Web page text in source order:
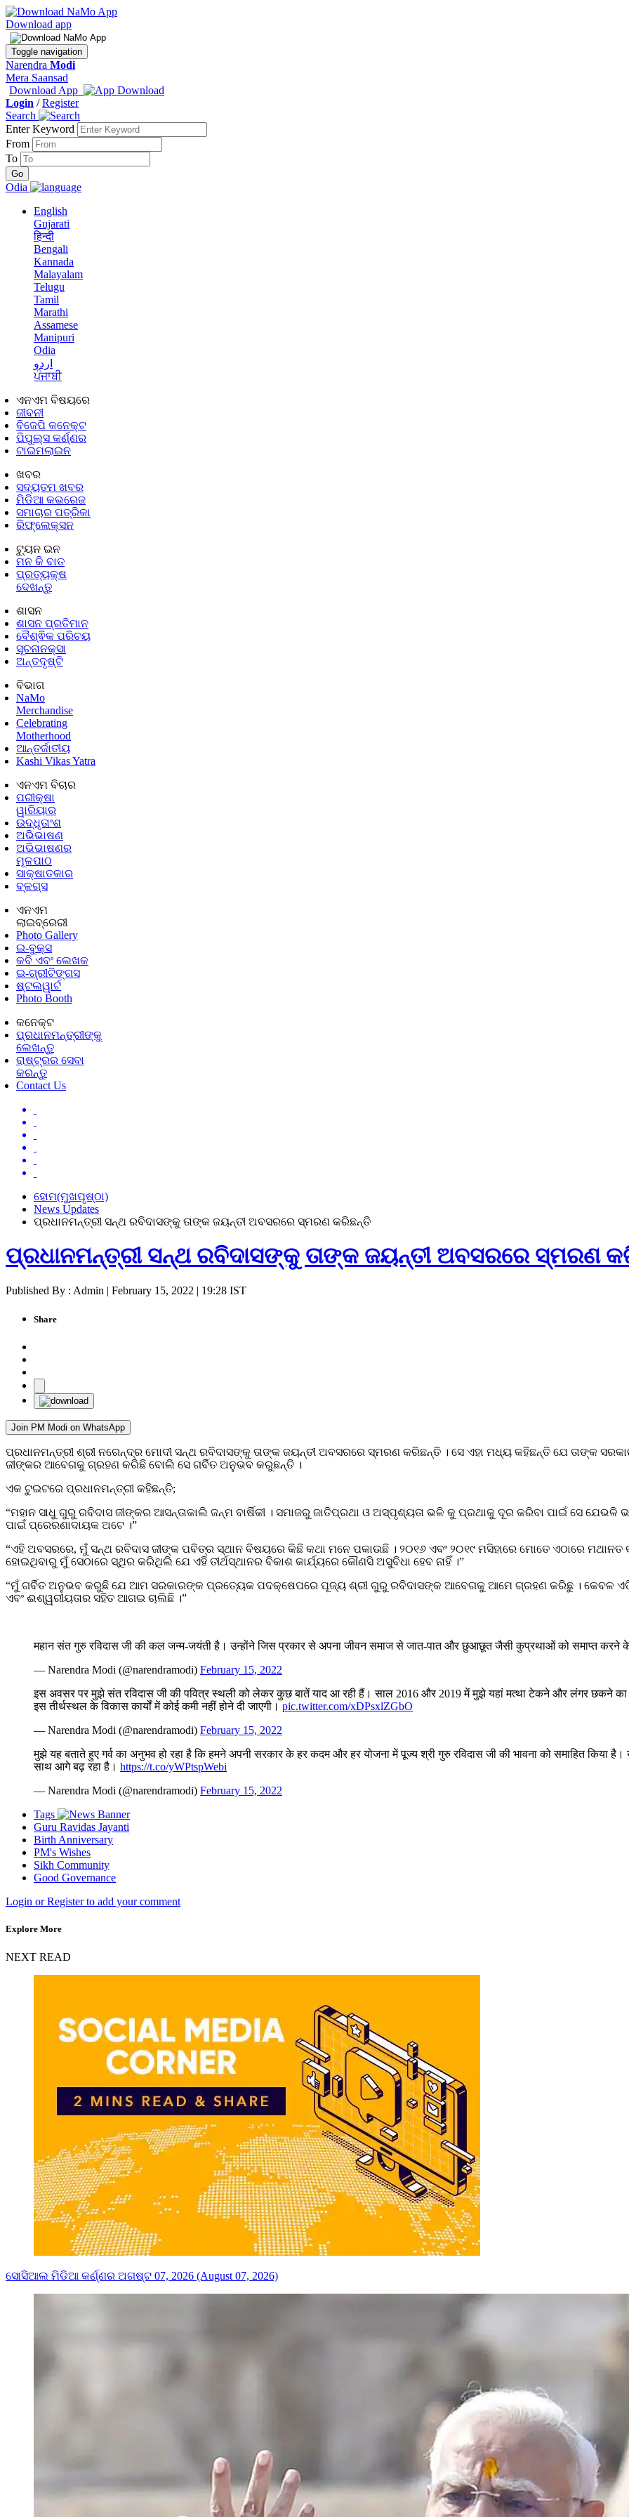
Download app
Toggle navigation
Narendra Modi
Mera Saansad
Download App
Login /Register
Search
Enter Keyword
From
To
Odia
English
Gujarati
हिन्दी
Bengali
Kannada
Malayalam
Telugu
Tamil
Marathi
Assamese
Manipuri
Odia
اردو
ਪੰਜਾਬੀ
ଏନଏମ ବିଷୟରେ
ଜୀବନୀ
ବିଜେପି କନେକ୍ଟ
ପିପୁଲ୍ସ କର୍ଣ୍ଣର
ଟାଇମଲାଇନ
ଖବର
ସଦ୍ୟତମ ଖବର
ମିଡିଆ କଭରେଜ
ସମାଚାର ପତ୍ରିକା
ରିଫ୍ଲେକ୍ସନ
ଟ୍ୟୁନ ଇନ
ମନ କି ବାତ
ପ୍ରତ୍ୟକ୍ଷ
ଦେଖନ୍ତୁ
ଶାସନ
ଶାସନ ପ୍ରତିମାନ
ବୈଶ୍ଵିକ ପରିଚୟ
ସୂଚନାନକ୍ସା
ଅନ୍ତଦୃଷ୍ଟି
ବିଭାଗ
NaMo
Merchandise
Celebrating
Motherhood
ଆନ୍ତର୍ଜାତୀୟ
Kashi Vikas Yatra
ଏନଏମ ବିଚାର
ପରୀକ୍ଷା
ୱାରିୟାର
ଉଦ୍ଧୃତାଂଶ
ଅଭିଭାଷଣ
ଅଭିଭାଷଣର
ମୂଳପାଠ
ସାକ୍ଷାତକାର
ବ୍ଳଗ୍ସ
ଏନଏମ
ଲାଇବ୍ରେରୀ
Photo Gallery
ଇ-ବୁକ୍ସ
କବି ଏବଂ ଲେଖକ
ଇ-ଗ୍ରୀଟିଙ୍ଗସ
ଷ୍ଟଲୱାର୍ଟ
Photo Booth
କନେକ୍ଟ
ପ୍ରଧାନମନ୍ତ୍ରୀଙ୍କୁ
ଲେଖନ୍ତୁ
ରାଷ୍ଟ୍ରର ସେବା
କରନ୍ତୁ
Contact Us
ହୋମ(ମୁଖପୃଷ୍ଠା)
News Updates
ପ୍ରଧାନମନ୍ତ୍ରୀ ସନ୍ଥ ରବିଦାସଙ୍କୁ ତାଙ୍କ ଜୟନ୍ତୀ ଅବସରରେ ସ୍ମରଣ କରିଛନ୍ତି
ପ୍ରଧାନମନ୍ତ୍ରୀ ସନ୍ଥ ରବିଦାସଙ୍କୁ ତାଙ୍କ ଜୟନ୍ତୀ ଅବସରରେ ସ୍ମରଣ
Published By : Admin | February 15, 2022 | 19:28 IST
Share
Join PM Modi on WhatsApp
ପ୍ରଧାନମନ୍ତ୍ରୀ ଶ୍ରୀ ନରେନ୍ଦ୍ର ମୋଦୀ ସନ୍ଥ ରବିଦାସଙ୍କୁ ତାଙ୍କ ଜୟନ୍ତୀ ଅବସରରେ ସ୍ମରଣ କରିଛନ୍ତି । ସେ ଏହା ମଧ୍ୟ କହିଛନ୍ତି ଯେ ତାଙ୍କ
ଜୀଙ୍କର ଆବେଗକୁ ଗ୍ରହଣ କରିଛି ବୋଲି ସେ ଗର୍ବିତ ଅନୁଭବ କରୁଛନ୍ତି ।
ଏକ ଟୁଇଟରେ ପ୍ରଧାନମନ୍ତ୍ରୀ କହିଛନ୍ତି;
“ମହାନ ସାଧୁ ଗୁରୁ ରବିଦାସ ଜୀଙ୍କର ଆସନ୍ତାକାଲି ଜନ୍ମ ବାର୍ଷିକୀ । ସମାଜରୁ ଜାତିପ୍ରଥା ଓ ଅସ୍ପୃଶ୍ୟତା ଭଳି କୁ ପ୍ରଥାକୁ ଦୂର କରିବା ପାଇଁ ସେ
ପାଇଁ ପ୍ରେରଣାଦାୟକ ଅଟେ ।”
“ଏହି ଅବସରରେ, ମୁଁ ସନ୍ଥ ରବିଦାସ ଜୀଙ୍କ ପବିତ୍ର ସ୍ଥାନ ବିଷୟରେ କିଛି କଥା ମନେ ପକାଉଛି । ୨୦୧୬ ଏବଂ ୨୦୧୯ ମସିହାରେ ମୋତେ ଏଠାରେ
ହୋଇଥିବାରୁ ମୁଁ ସେଠାରେ ସ୍ଥିର କରିଥିଲି ଯେ ଏହି ତୀର୍ଥସ୍ଥାନର ବିକାଶ କାର୍ଯ୍ୟରେ କୌଣସି ଅସୁବିଧା ହେବ ନାହିଁ ।”
“ମୁଁ ଗର୍ବିତ ଅନୁଭବ କରୁଛି ଯେ ଆମ ସରକାରଙ୍କ ପ୍ରତ୍ୟେକ ପଦକ୍ଷେପରେ ପୂଜ୍ୟ ଶ୍ରୀ ଗୁରୁ ରବିଦାସଙ୍କ ଆବେଗକୁ ଆମେ ଗ୍ରହଣ କରିଛୁ । କେବଳ ଏତିକି
ଏବଂ ଈଶ୍ୱରୀୟତାର ସହିତ ଆଗଇ ଚାଲିଛି ।”
महान संत गुरु रविदास जी की कल जन्म-जयंती है। उन्होंने जिस प्रकार से अपना जीवन समाज से जात-पात और छुआछूत जैसी कुप्रथाओं को समाप्त करने के
— Narendra Modi (@narendramodi) February 15, 2022
इस अवसर पर मुझे संत रविदास जी की पवित्र स्थली को लेकर कुछ बातें याद आ रही हैं। साल 2016 और 2019 में मुझे यहां मत्‍था टेकने और लंगर छकने का
इस तीर्थस्थल के विकास कार्यों में कोई कमी नहीं होने दी जाएगी। pic.twitter.com/xDPsxlZGbO
— Narendra Modi (@narendramodi) February 15, 2022
मुझे यह बताते हुए गर्व का अनुभव हो रहा है कि हमने अपनी सरकार के हर कदम और हर योजना में पूज्‍य श्री गुरु रविदास जी की भावना को समाहित किया है।
साथ आगे बढ़ रहा है। https://t.co/yWPtspWebi
— Narendra Modi (@narendramodi) February 15, 2022
Tags
Guru Ravidas Jayanti
Birth Anniversary
PM's Wishes
Sikh Community
Good Governance
Login or Register to add your comment
Explore More
NEXT READ
ସୋସିଆଲ ମିଡିଆ କର୍ଣ୍ଣର ଅଗଷ୍ଟ 07, 2026 (August 07, 2026)